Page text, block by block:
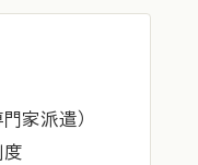
家派遣）
度